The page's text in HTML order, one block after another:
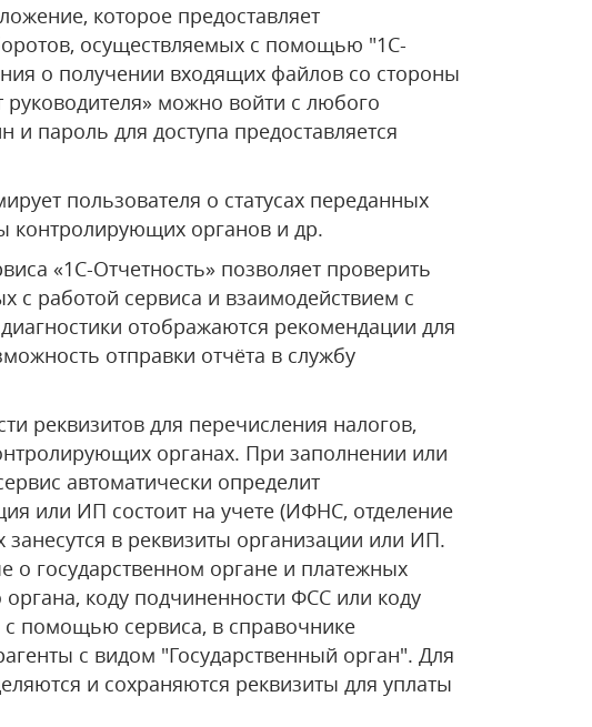
которое предоставляет
осуществляемых с помощью "1С-
о получении входящих файлов со стороны
можно войти с любого
пароль для доступа предоставляется
пользователя о статусах переданных
контролирующих органов и др.
«1С-Отчетность» позволяет проверить
с работой сервиса и взаимодействием с
отображаются рекомендации для
отправки отчёта в службу
реквизитов для перечисления налогов,
органах. При заполнении или
автоматически определит
или ИП состоит на учете (ИФНС, отделение
в реквизиты организации или ИП.
о государственном органе и платежных
органа, коду подчиненности ФСС или коду
помощью сервиса, в справочнике
с видом "Государственный орган". Для
и сохраняются реквизиты для уплаты